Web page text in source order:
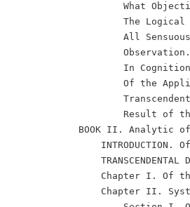
What
The
All
In
Of the
Result of
BOOK II. Analytic
INTRODUCTION.
TRANSCENDENTAL
Chapter I. Of
Chapter II.